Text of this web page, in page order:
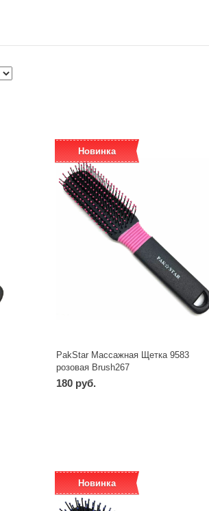
Новинка
PakStar Массажная Щетка 9583
розовая Brush267
180 руб.
Новинка